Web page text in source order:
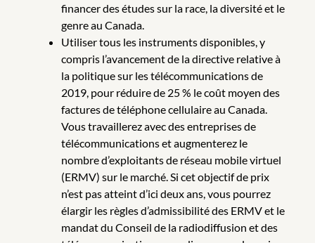
financer des études sur la race, la diversité et le
genre au Canada.
Utiliser tous les instruments disponibles, y
compris l’avancement de la directive relative à
la politique sur les télécommunications de
2019, pour réduire de 25 % le coût moyen des
factures de téléphone cellulaire au Canada.
Vous travaillerez avec des entreprises de
télécommunications et augmenterez le
nombre d’exploitants de réseau mobile virtuel
(ERMV) sur le marché. Si cet objectif de prix
n’est pas atteint d’ici deux ans, vous pourrez
élargir les règles d’admissibilité des ERMV et le
mandat du Conseil de la radiodiffusion et des